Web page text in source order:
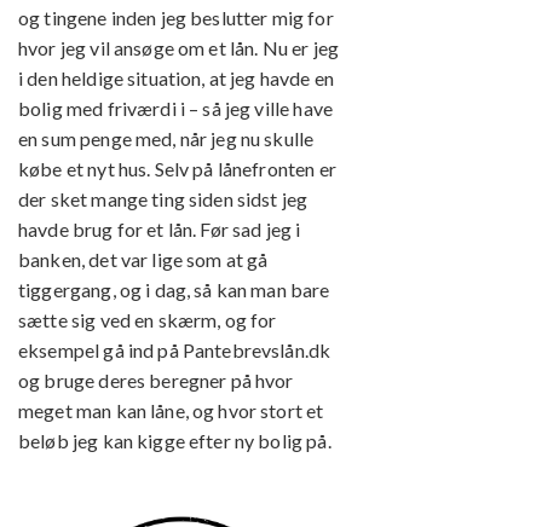
og tingene inden jeg beslutter mig for
hvor jeg vil ansøge om et lån. Nu er jeg
i den heldige situation, at jeg havde en
bolig med friværdi i – så jeg ville have
en sum penge med, når jeg nu skulle
købe et nyt hus. Selv på lånefronten er
der sket mange ting siden sidst jeg
havde brug for et lån. Før sad jeg i
banken, det var lige som at gå
tiggergang, og i dag, så kan man bare
sætte sig ved en skærm, og for
eksempel gå ind på Pantebrevslån.dk
og bruge deres beregner på hvor
meget man kan låne, og hvor stort et
beløb jeg kan kigge efter ny bolig på.